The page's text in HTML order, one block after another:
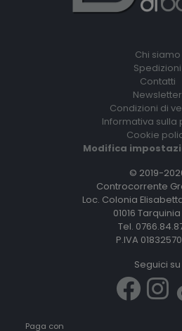
Chi siamo
Spedizioni
Contatti
Newsletter
Condizioni di
Informativa sulla
Cookie
Modifica
© 2019-
Controcorrente
Loc. Colonia
01016
Tel.
P.IVA
Seguici su
Paga con